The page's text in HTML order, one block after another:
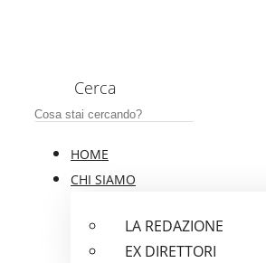
Cerca
HOME
CHI SIAMO
LA REDAZIONE
EX DIRETTORI